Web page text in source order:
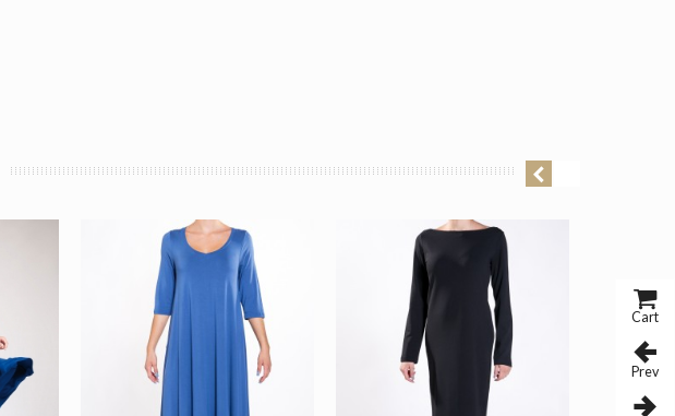
Cart
Prev